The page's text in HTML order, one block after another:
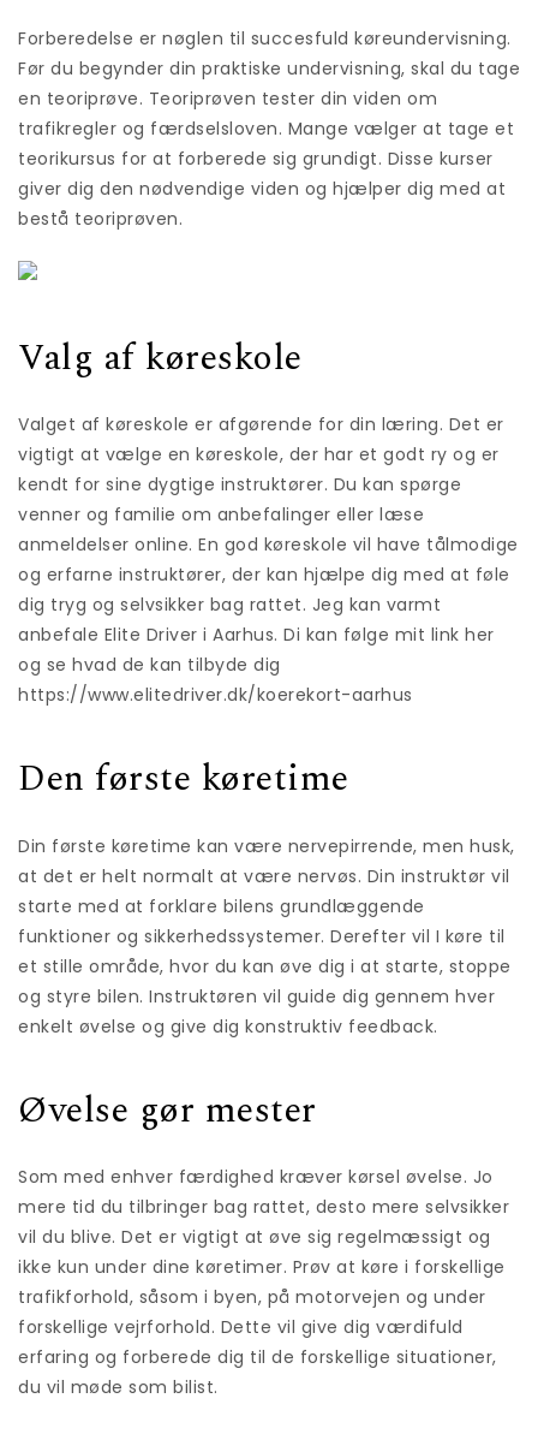
Forberedelse er nøglen til succesfuld køreundervisning.
Før du begynder din praktiske undervisning, skal du tage
en teoriprøve. Teoriprøven tester din viden om
trafikregler og færdselsloven. Mange vælger at tage et
teorikursus for at forberede sig grundigt. Disse kurser
giver dig den nødvendige viden og hjælper dig med at
bestå teoriprøven.
Valg af køreskole
Valget af køreskole er afgørende for din læring. Det er
vigtigt at vælge en køreskole, der har et godt ry og er
kendt for sine dygtige instruktører. Du kan spørge
venner og familie om anbefalinger eller læse
anmeldelser online. En god køreskole vil have tålmodige
og erfarne instruktører, der kan hjælpe dig med at føle
dig tryg og selvsikker bag rattet. Jeg kan varmt
anbefale Elite Driver i Aarhus. Di kan følge mit link her
og se hvad de kan tilbyde dig
https://www.elitedriver.dk/koerekort-aarhus
Den første køretime
Din første køretime kan være nervepirrende, men husk,
at det er helt normalt at være nervøs. Din instruktør vil
starte med at forklare bilens grundlæggende
funktioner og sikkerhedssystemer. Derefter vil I køre til
et stille område, hvor du kan øve dig i at starte, stoppe
og styre bilen. Instruktøren vil guide dig gennem hver
enkelt øvelse og give dig konstruktiv feedback.
Øvelse gør mester
Som med enhver færdighed kræver kørsel øvelse. Jo
mere tid du tilbringer bag rattet, desto mere selvsikker
vil du blive. Det er vigtigt at øve sig regelmæssigt og
ikke kun under dine køretimer. Prøv at køre i forskellige
trafikforhold, såsom i byen, på motorvejen og under
forskellige vejrforhold. Dette vil give dig værdifuld
erfaring og forberede dig til de forskellige situationer,
du vil møde som bilist.